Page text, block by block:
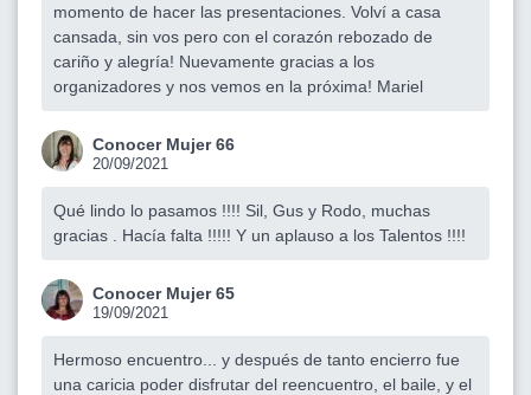
momento de hacer las presentaciones. Volví a casa
cansada, sin vos pero con el corazón rebozado de
cariño y alegría! Nuevamente gracias a los
organizadores y nos vemos en la próxima! Mariel
Conocer Mujer 66
20/09/2021
Qué lindo lo pasamos !!!! Sil, Gus y Rodo, muchas
gracias . Hacía falta !!!!! Y un aplauso a los Talentos !!!!
Conocer Mujer 65
19/09/2021
Hermoso encuentro... y después de tanto encierro fue
una caricia poder disfrutar del reencuentro, el baile, y el